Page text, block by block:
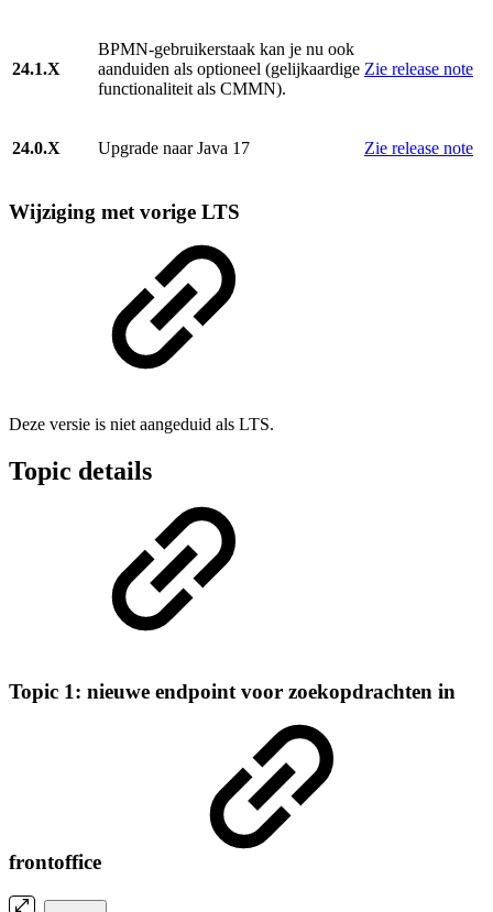
24.1.X
BPMN-gebruikerstaak kan je nu ook
aanduiden als optioneel (gelijkaardige
functionaliteit als CMMN).
Zie release note
24.0.X Upgrade naar Java 17 Zie release note
Wijziging met vorige LTS
Deze versie is niet aangeduid als LTS.
Topic details
Topic 1: nieuwe endpoint voor zoekopdrachten in
frontoffice